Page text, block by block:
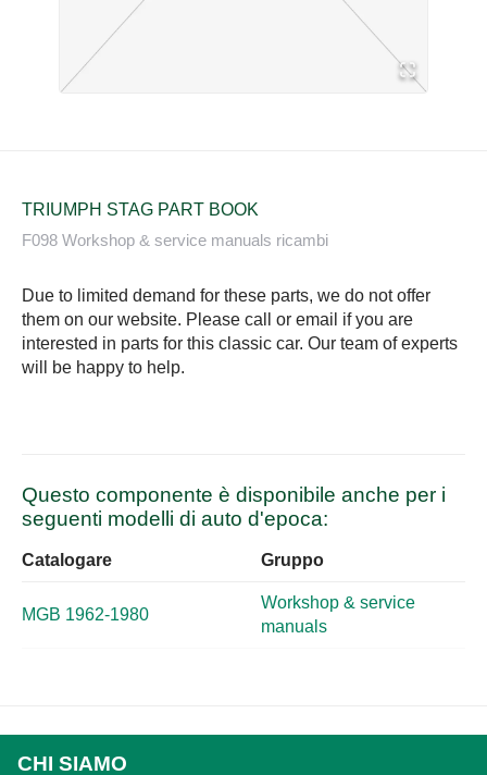
TRIUMPH STAG PART BOOK
F098 Workshop & service manuals ricambi
Due to limited demand for these parts, we do not offer
them on our website. Please call or email if you are
interested in parts for this classic car. Our team of experts
will be happy to help.
Questo componente è disponibile anche per i
seguenti modelli di auto d'epoca:
Catalogare Gruppo
MGB 1962-1980
Workshop & service
manuals
CHI SIAMO